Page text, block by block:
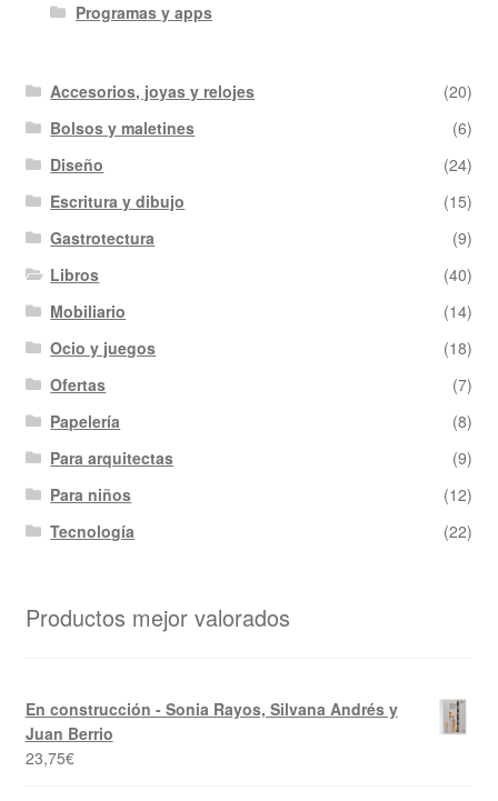
Programas y apps
Accesorios, joyas y relojes
(20)
Bolsos y maletines
(6)
Diseño
(24)
Escritura y dibujo
(15)
Gastrotectura
(9)
Libros
(40)
Mobiliario
(14)
Ocio y juegos
(18)
Ofertas
(7)
Papelería
(8)
Para arquitectas
(9)
Para niños
(12)
Tecnología
(22)
Productos mejor valorados
En construcción - Sonia Rayos, Silvana Andrés y
Juan Berrio
23,75€